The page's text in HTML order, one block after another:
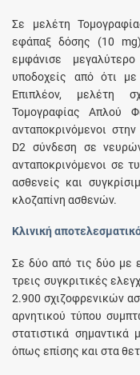
Σε μελέτη
εφάπαξ δόσης (10
εμφάνισε
υποδοχείς από ότι
Επιπλέον, μελέτη
Τομογραφίας Απλού
ανταποκρινόμενοι
D2 σύνδεση σε
ανταποκρινόμενοι σε
ασθενείς και
κλοζαπίνη ασθενών.
Κλινική
Σε δύο από τις δύο με
τρεις συγκριτικές
2.900 σχιζοφρενικών
αρνητικού τύπου
στατιστικά σημαντικά
όπως επίσης και στα